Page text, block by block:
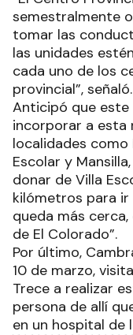
semestralmente
tomar las
las unidades
cada uno de los
provincial”, señaló.
Anticipó que
incorporar a esta
localidades como
Escolar y
donar de Villa
kilómetros para
queda más
de El Colorado”.
Por último,
10 de marzo,
Trece a realizar
persona de allí
en un hospital de